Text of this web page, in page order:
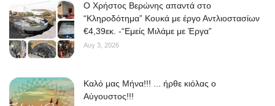
O Χρήστος Βερώνης απαντά στο
“Κληροδότημα” Κουκά με έργο Αντλιοστασίων
€4,39εκ. -“Εμείς Μιλάμε με Έργα”
Αυγ 3, 2026
Kαλό μας Μήνα!!! ... ήρθε κιόλας ο
Αύγουστος!!!